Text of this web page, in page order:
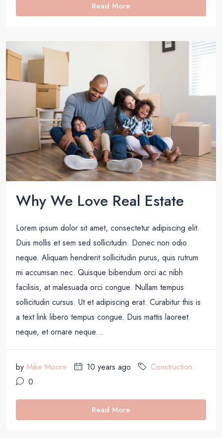
Read More
Why We Love Real Estate
Lorem ipsum dolor sit amet, consectetur adipiscing elit.
Duis mollis et sem sed sollicitudin. Donec non odio
neque. Aliquam hendrerit sollicitudin purus, quis rutrum
mi accumsan nec. Quisque bibendum orci ac nibh
facilisis, at malesuada orci congue. Nullam tempus
sollicitudin cursus. Ut et adipiscing erat. Curabitur this is
a text link libero tempus congue. Duis mattis laoreet
neque, et ornare neque...
by Mike Moore 10 years ago
Construction
0
Read More